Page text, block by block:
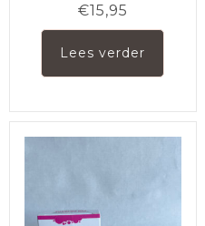
€15,95
Lees verder